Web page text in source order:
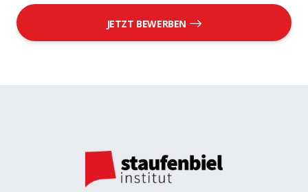
JETZT BEWERBEN